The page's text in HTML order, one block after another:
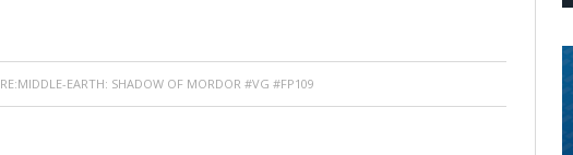
RE:MIDDLE-EARTH: SHADOW OF MORDOR #VG #FP109